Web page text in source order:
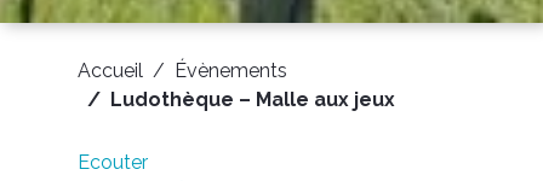
Accueil
Évènements
Ludothèque – Malle aux jeux
Ecouter